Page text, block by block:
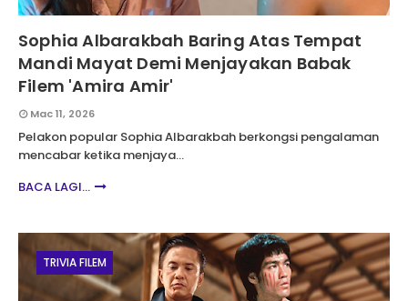
Sophia Albarakbah Baring Atas Tempat
Mandi Mayat Demi Menjayakan Babak
Filem 'Amira Amir'
Mac 11, 2026
Pelakon popular Sophia Albarakbah berkongsi pengalaman
mencabar ketika menjaya…
BACA LAGI...
TRIVIA FILEM